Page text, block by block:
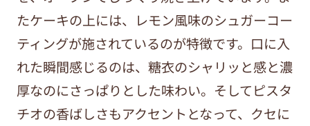
たケーキの上には、レモン風味のシュガーコー
ティングが施されているのが特徴です。口に入
れた瞬間感じるのは、糖衣のシャリッと感と濃
厚なのにさっぱりとした味わい。そしてピスタ
チオの香ばしさもアクセントとなって、クセに